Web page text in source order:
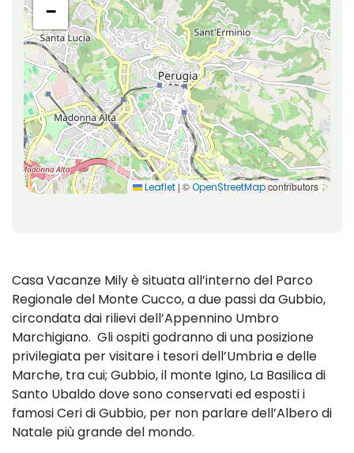
−
Leaflet|©OpenStreetMapcontributors
Casa Vacanze Mily è situata all’interno del Parco
Regionale del Monte Cucco, a due passi da Gubbio,
circondata dai rilievi dell’Appennino Umbro
Marchigiano. Gli ospiti godranno di una posizione
privilegiata per visitare i tesori dell’Umbria e delle
Marche, tra cui; Gubbio, il monte Igino, La Basilica di
Santo Ubaldo dove sono conservati ed esposti i
famosi Ceri di Gubbio, per non parlare dell’Albero di
Natale più grande del mondo.